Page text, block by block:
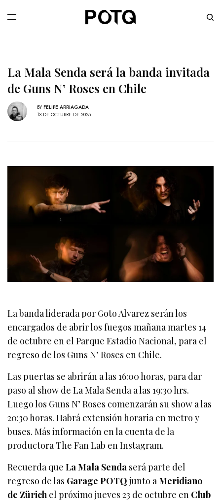
La Mala Senda será la banda invitada
de Guns N’ Roses en Chile
BY FELIPE ARRIAGADA
13 DE OCTUBRE DE 2025
La banda liderada por Goto Alvarez serán los
encargados de abrir los fuegos mañana martes 14
de octubre en el Parque Estadio Nacional, para el
regreso de los Guns N’ Roses en Chile.
Las puertas se abrirán a las 16:00 horas, para dar
paso al show de La Mala Senda a las 19:30 hrs.
Luego los Guns N’ Roses comenzarán su show a las
20:30 horas. Habrá extensión horaria en metro y
buses. Más información en la cuenta de la
productora The Fan Lab en Instagram.
Recuerda queLa Mala Senda será parte del
regreso de las Garage POTQjunto aMeridiano
de Zürich el próximo jueves 23 de octubre en Club